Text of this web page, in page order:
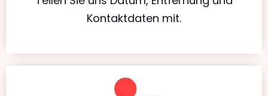
Kontaktdaten mit.